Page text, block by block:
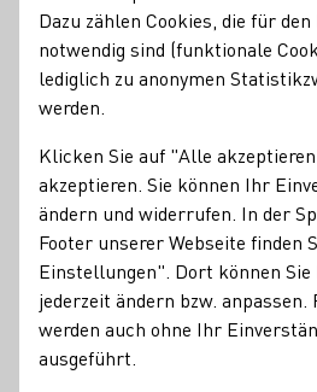
Vielfalt & neue
Perspektiven
Die Deutschlandtour der
durch Rheinhessen – zwischen
Herkunftsphilosophie und
Region präsentierte sich vielseitig,
von einem starken Bewusstsein
Nachhaltigkeit und Gemeinschaft.
Dazu zählen Cookies, die für
notwendig sind (funktionale
lediglich zu anonymen
werden.
Klicken Sie auf "Alle
akzeptieren. Sie können Ihr
ändern und widerrufen. In der
Footer unserer Webseite finden
Einstellungen". Dort können Sie
jederzeit ändern bzw.
werden auch ohne Ihr
ausgeführt.